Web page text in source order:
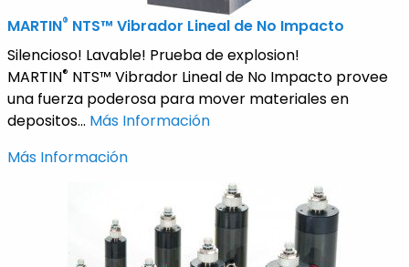
MARTIN® NTS™ Vibrador Lineal de No Impacto
Silencioso! Lavable! Prueba de explosion!
MARTIN® NTS™ Vibrador Lineal de No Impacto provee
una fuerza poderosa para mover materiales en
depositos... Más Información
Más Información